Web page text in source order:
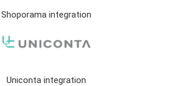
Shoporama integration
Uniconta integration